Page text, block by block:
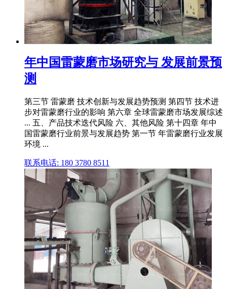
年中国雷蒙磨市场研究与 发展前景预
测
第三节 雷蒙磨 技术创新与发展趋势预测 第四节 技术进
步对雷蒙磨行业的影响 第六章 全球雷蒙磨市场发展综述
... 五、产品技术迭代风险 六、其他风险 第十四章 年中
国雷蒙磨行业前景与发展趋势 第一节 年雷蒙磨行业发展
环境 ...
联系电话: 180 3780 8511